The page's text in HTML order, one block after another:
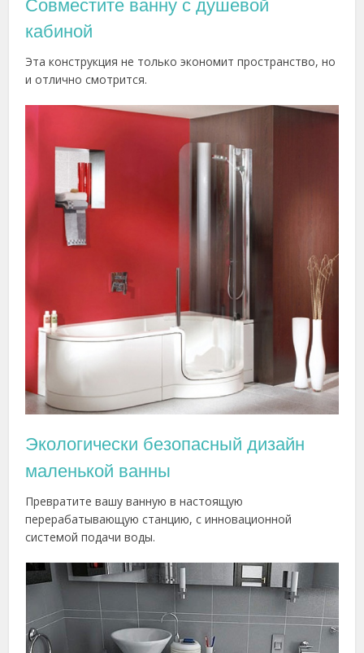
Совместите ванну с душевой
кабиной
Эта конструкция не только экономит пространство, но
и отлично смотрится.
Экологически безопасный дизайн
маленькой ванны
Превратите вашу ванную в настоящую
перерабатывающую станцию, с инновационной
системой подачи воды.